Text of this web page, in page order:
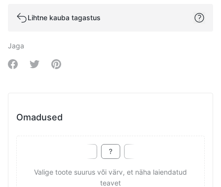
Lihtne kauba tagastus
Jaga
Share on Facebook
Share on Twitter
Share on Pinterest
Omadused
Valige toote suurus või värv, et näha laiendatud
teavet